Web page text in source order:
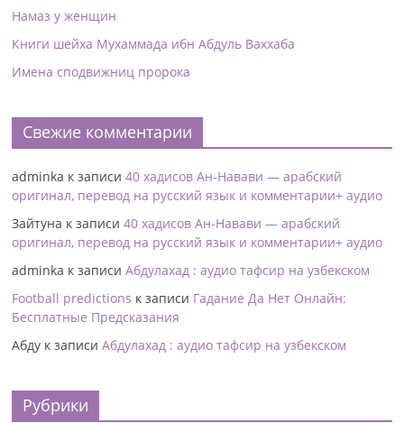
Намаз у женщин
Книги шейха Мухаммада ибн Абдуль Ваххаба
Имена сподвижниц пророка
Свежие комментарии
adminka к записи40 хадисов Ан-Навави — арабский
оригинал, перевод на русский язык и комментарии+ аудио
Зайтуна к записи40 хадисов Ан-Навави — арабский
оригинал, перевод на русский язык и комментарии+ аудио
adminka к записиАбдулахад : аудио тафсир на узбекском
Football predictions к записи Гадание Да Нет Онлайн:
Бесплатные Предсказания
Абду к записиАбдулахад : аудио тафсир на узбекском
Рубрики